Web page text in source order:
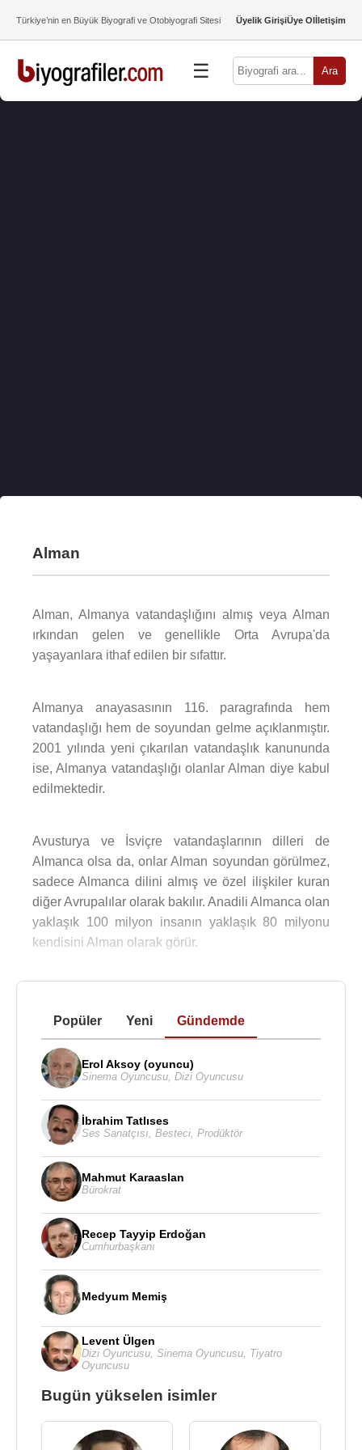
Türkiye’nin en Büyük Biyografi ve Otobiyografi Sitesi Üyelik GirişiÜye Olİletişim
☰ Ara
Alman
Alman, Almanya vatandaşlığını almış veya Alman
ırkından gelen ve genellikle Orta Avrupa'da
yaşayanlara ithaf edilen bir sıfattır.
Almanya anayasasının 116. paragrafında hem
vatandaşlığı hem de soyundan gelme açıklanmıştır.
2001 yılında yeni çıkarılan vatandaşlık kanununda
ise, Almanya vatandaşlığı olanlar Alman diye kabul
edilmektedir.
Avusturya ve İsviçre vatandaşlarının dilleri de
Almanca olsa da, onlar Alman soyundan görülmez,
sadece Almanca dilini almış ve özel ilişkiler kuran
diğer Avrupalılar olarak bakılır. Anadili Almanca olan
yaklaşık 100 milyon insanın yaklaşık 80 milyonu
kendisini Alman olarak görür.
Popüler Yeni Gündemde
Erol Aksoy (oyuncu)
Sinema Oyuncusu Dizi Oyuncusu
İbrahim Tatlıses
Ses Sanatçısı Besteci Prodüktör
Mahmut Karaaslan
Bürokrat
Recep Tayyip Erdoğan
Cumhurbaşkanı
Medyum Memiş
Levent Ülgen
Dizi Oyuncusu, Sinema Oyuncusu, Tiyatro
Oyuncusu
Bugün yükselen isimler